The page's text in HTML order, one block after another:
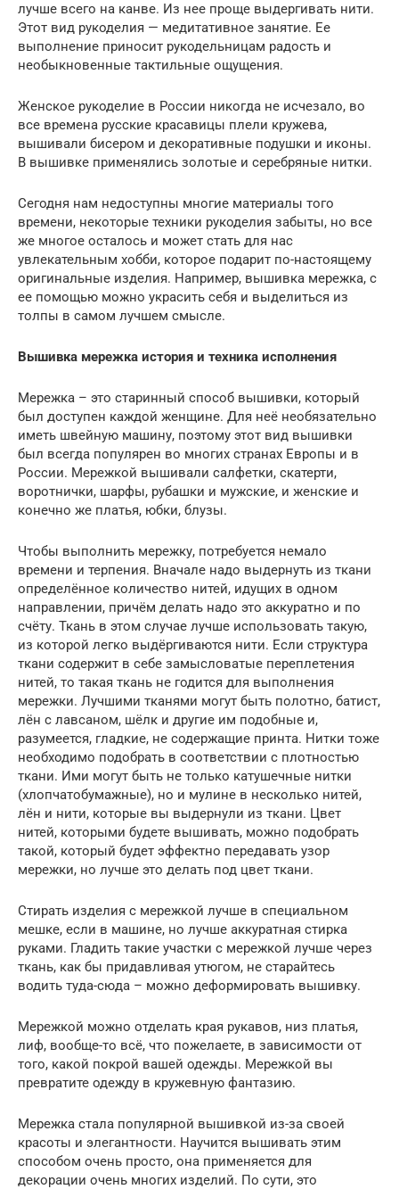
лучше всего на канве. Из нее проще выдергивать нити.
Этот вид рукоделия — медитативное занятие. Ее
выполнение приносит рукодельницам радость и
необыкновенные тактильные ощущения.
Женское рукоделие в России никогда не исчезало, во
все времена русские красавицы плели кружева,
вышивали бисером и декоративные подушки и иконы.
В вышивке применялись золотые и серебряные нитки.
Сегодня нам недоступны многие материалы того
времени, некоторые техники рукоделия забыты, но все
же многое осталось и может стать для нас
увлекательным хобби, которое подарит по-настоящему
оригинальные изделия. Например, вышивка мережка, с
ее помощью можно украсить себя и выделиться из
толпы в самом лучшем смысле.
Вышивка мережка история и техника исполнения
Мережка – это старинный способ вышивки, который
был доступен каждой женщине. Для неё необязательно
иметь швейную машину, поэтому этот вид вышивки
был всегда популярен во многих странах Европы и в
России. Мережкой вышивали салфетки, скатерти,
воротнички, шарфы, рубашки и мужские, и женские и
конечно же платья, юбки, блузы.
Чтобы выполнить мережку, потребуется немало
времени и терпения. Вначале надо выдернуть из ткани
определённое количество нитей, идущих в одном
направлении, причём делать надо это аккуратно и по
счёту. Ткань в этом случае лучше использовать такую,
из которой легко выдёргиваются нити. Если структура
ткани содержит в себе замысловатые переплетения
нитей, то такая ткань не годится для выполнения
мережки. Лучшими тканями могут быть полотно, батист,
лён с лавсаном, шёлк и другие им подобные и,
разумеется, гладкие, не содержащие принта. Нитки тоже
необходимо подобрать в соответствии с плотностью
ткани. Ими могут быть не только катушечные нитки
(хлопчатобумажные), но и мулине в несколько нитей,
лён и нити, которые вы выдернули из ткани. Цвет
нитей, которыми будете вышивать, можно подобрать
такой, который будет эффектно передавать узор
мережки, но лучше это делать под цвет ткани.
Стирать изделия с мережкой лучше в специальном
мешке, если в машине, но лучше аккуратная стирка
руками. Гладить такие участки с мережкой лучше через
ткань, как бы придавливая утюгом, не старайтесь
водить туда-сюда – можно деформировать вышивку.
Мережкой можно отделать края рукавов, низ платья,
лиф, вообще-то всё, что пожелаете, в зависимости от
того, какой покрой вашей одежды. Мережкой вы
превратите одежду в кружевную фантазию.
Мережка стала популярной вышивкой из-за своей
красоты и элегантности. Научится вышивать этим
способом очень просто, она применяется для
декорации очень многих изделий. По сути, это